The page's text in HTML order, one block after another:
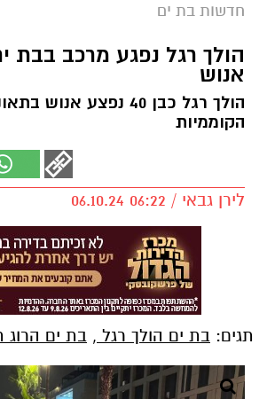
חדשות בת ים
הולך רגל נפגע מרכב בבת
אנוש
הולך רגל כבן 40 נפצע
הקוממיות
לירן גבאי / 06:22 06.10.24
תגים: בת ים הולך רגל , בת ים הרוג